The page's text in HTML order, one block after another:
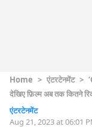
Home > एंटरटेनमेंट >
देखिए फ़िल्म अब तक कितने
एंटरटेनमेंट
Aug 21, 2023 at 06:01